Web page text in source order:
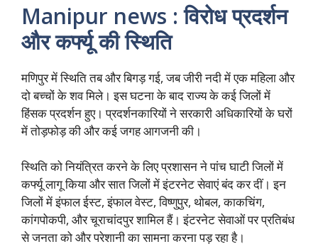
Manipur news : विरोध प्रदर्शन
और कर्फ्यू की स्थिति
मणिपुर में स्थिति तब और बिगड़ गई, जब जीरी नदी में एक महिला और
दो बच्चों के शव मिले। इस घटना के बाद राज्य के कई जिलों में
हिंसक प्रदर्शन हुए। प्रदर्शनकारियों ने सरकारी अधिकारियों के घरों
में तोड़फोड़ की और कई जगह आगजनी की।
स्थिति को नियंत्रित करने के लिए प्रशासन ने पांच घाटी जिलों में
कर्फ्यू लागू किया और सात जिलों में इंटरनेट सेवाएं बंद कर दीं। इन
जिलों में इंफाल ईस्ट, इंफाल वेस्ट, विष्णुपुर, थोबल, काकचिंग,
कांगपोकपी, और चूराचांदपुर शामिल हैं। इंटरनेट सेवाओं पर प्रतिबंध
से जनता को और परेशानी का सामना करना पड़ रहा है।